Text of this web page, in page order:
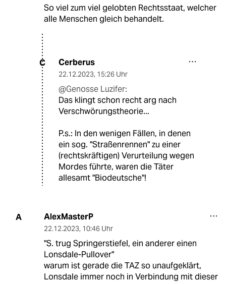
So viel zum viel gelobten Rechtsstaat, welcher
alle Menschen gleich behandelt.
C Cerberus
22.12.2023, 15:26 Uhr
@Genosse Luzifer:
Das klingt schon recht arg nach
Verschwörungstheorie...
P.s.: In den wenigen Fällen, in denen
ein sog. "Straßenrennen" zu einer
(rechtskräftigen) Verurteilung wegen
Mordes führte, waren die Täter
allesamt "Biodeutsche"!
A AlexMasterP
22.12.2023, 10:46 Uhr
"S. trug Springerstiefel, ein anderer einen
Lonsdale-Pullover"
warum ist gerade die TAZ so unaufgeklärt,
Lonsdale immer noch in Verbindung mit dieser